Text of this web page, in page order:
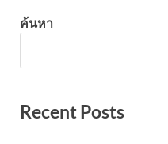
ค้นหา
Recent Posts